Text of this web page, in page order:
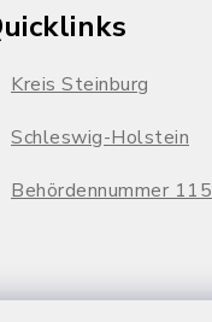
Kreis Steinburg
Schleswig-Holstein
Behördennummer 115